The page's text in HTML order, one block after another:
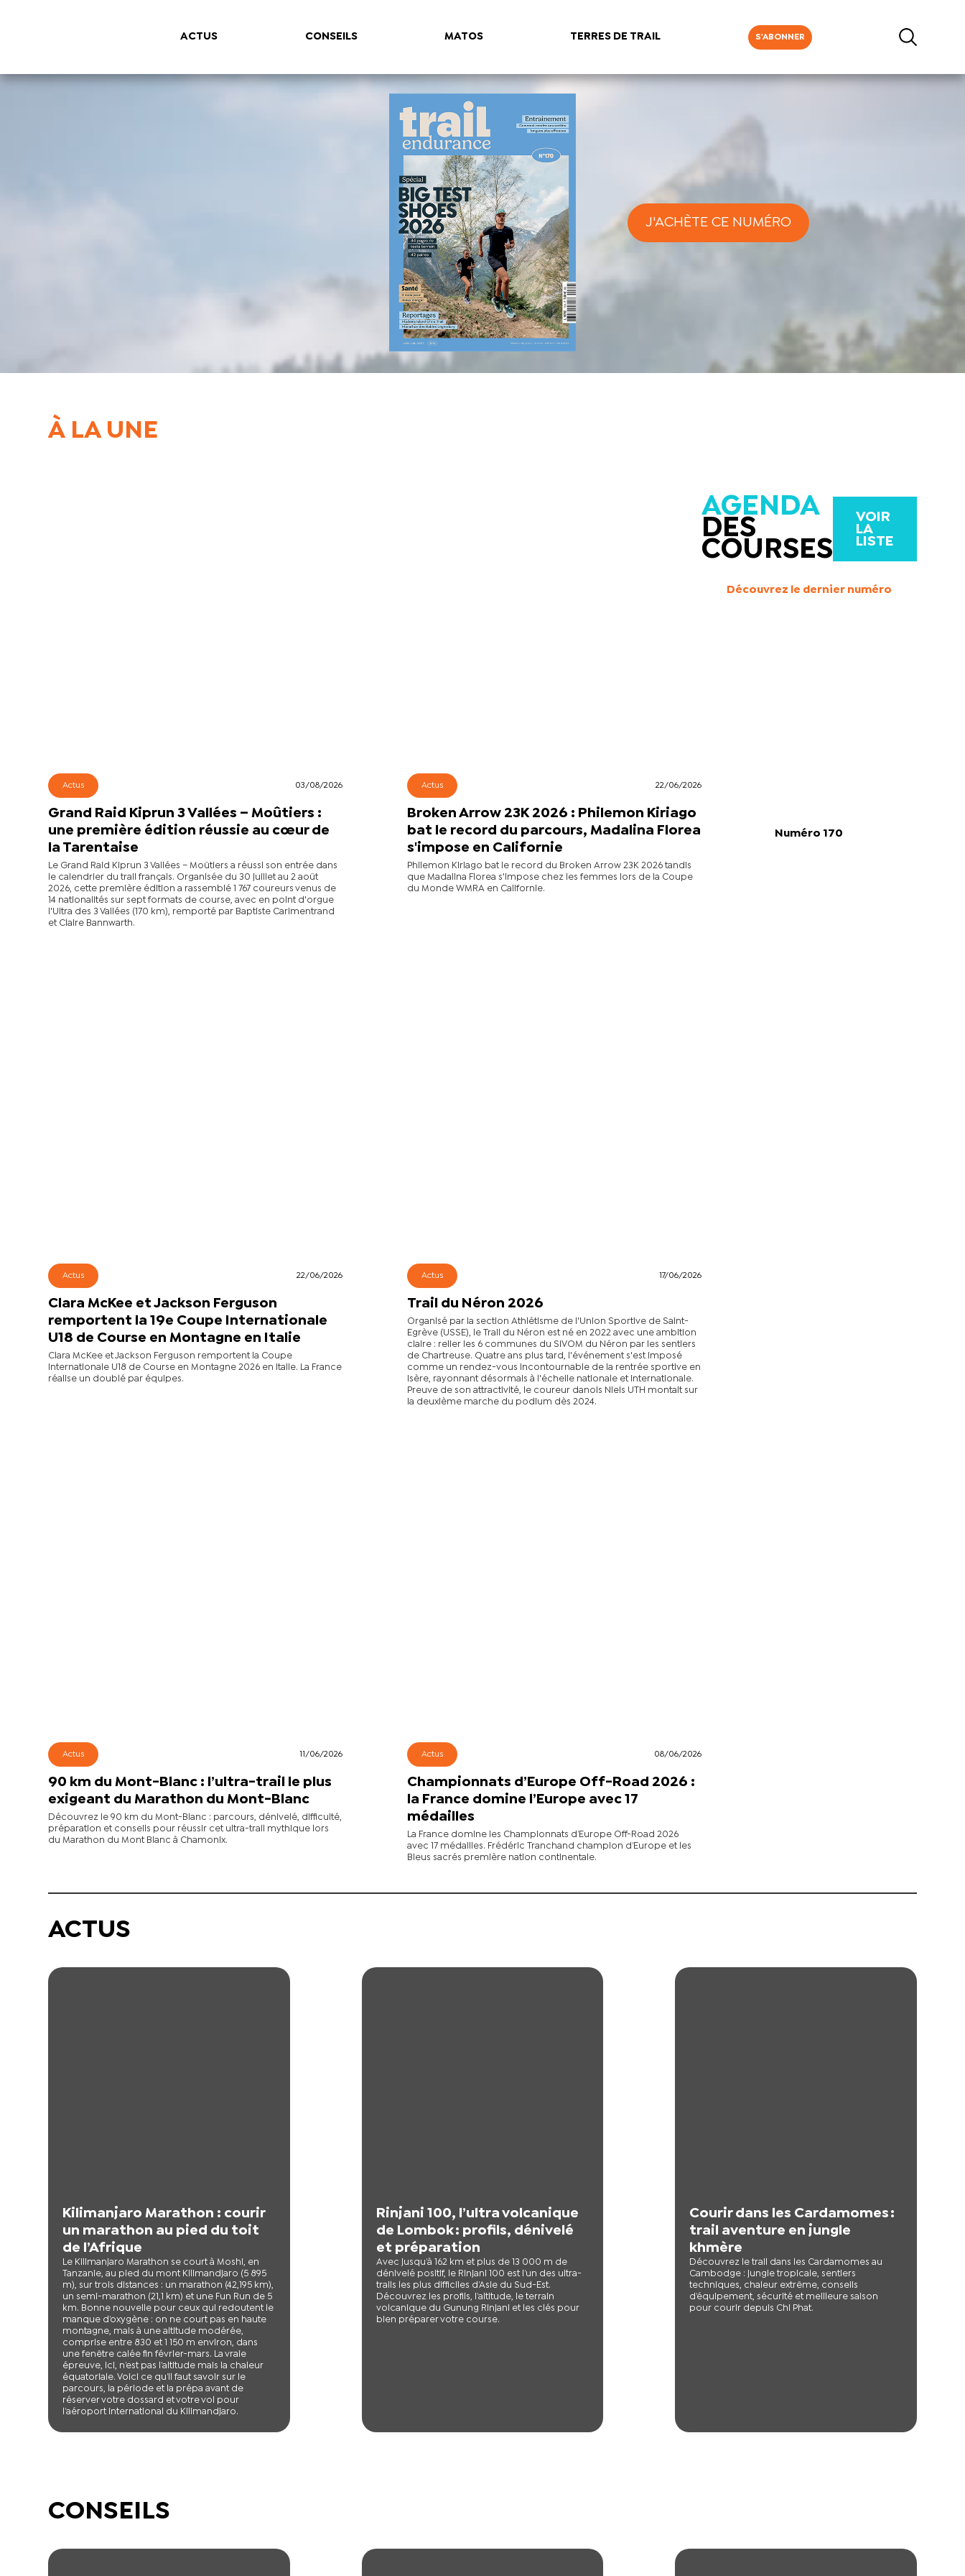
ACTUS CONSEILS MATOS TERRES DE TRAIL S'ABONNER
J'ACHÈTE CE NUMÉRO
À LA UNE
Actus 03/08/2026
Grand Raid Kiprun 3 Vallées – Moûtiers :
une première édition réussie au cœur de
la Tarentaise
Le Grand Raid Kiprun 3 Vallées – Moûtiers a réussi son entrée dans
le calendrier du trail français. Organisée du 30 juillet au 2 août
2026, cette première édition a rassemblé 1 767 coureurs venus de
14 nationalités sur sept formats de course, avec en point d'orgue
l'Ultra des 3 Vallées (170 km), remporté par Baptiste Carimentrand
et Claire Bannwarth.
Actus 22/06/2026
Broken Arrow 23K 2026 : Philemon Kiriago
bat le record du parcours, Madalina Florea
s'impose en Californie
Philemon Kiriago bat le record du Broken Arrow 23K 2026 tandis
que Madalina Florea s'impose chez les femmes lors de la Coupe
du Monde WMRA en Californie.
Actus 22/06/2026
Clara McKee et Jackson Ferguson
remportent la 19e Coupe Internationale
U18 de Course en Montagne en Italie
Clara McKee et Jackson Ferguson remportent la Coupe
Internationale U18 de Course en Montagne 2026 en Italie. La France
réalise un doublé par équipes.
Actus 17/06/2026
Trail du Néron 2026
Organisé par la section Athlétisme de l'Union Sportive de Saint-
Egrève (USSE), le Trail du Néron est né en 2022 avec une ambition
claire : relier les 6 communes du SIVOM du Néron par les sentiers
de Chartreuse. Quatre ans plus tard, l'événement s'est imposé
comme un rendez-vous incontournable de la rentrée sportive en
Isère, rayonnant désormais à l'échelle nationale et internationale.
Preuve de son attractivité, le coureur danois Niels UTH montait sur
la deuxième marche du podium dès 2024.
Actus 11/06/2026
90 km du Mont-Blanc : l’ultra-trail le plus
exigeant du Marathon du Mont-Blanc
Découvrez le 90 km du Mont-Blanc : parcours, dénivelé, difficulté,
préparation et conseils pour réussir cet ultra-trail mythique lors
du Marathon du Mont Blanc à Chamonix.
Actus 08/06/2026
Championnats d’Europe Off-Road 2026 :
la France domine l’Europe avec 17
médailles
La France domine les Championnats d’Europe Off-Road 2026
avec 17 médailles. Frédéric Tranchand champion d’Europe et les
Bleus sacrés première nation continentale.
AGENDA
DES
COURSES
VOIR
LA
LISTE
Découvrez le dernier numéro
Numéro 170
ACTUS
Kilimanjaro Marathon : courir
un marathon au pied du toit
de l’Afrique
Le Kilimanjaro Marathon se court à Moshi, en
Tanzanie, au pied du mont Kilimandjaro (5 895
m), sur trois distances : un marathon (42,195 km),
un semi-marathon (21,1 km) et une Fun Run de 5
km. Bonne nouvelle pour ceux qui redoutent le
manque d’oxygène : on ne court pas en haute
montagne, mais à une altitude modérée,
comprise entre 830 et 1 150 m environ, dans
une fenêtre calée fin février-mars. La vraie
épreuve, ici, n’est pas l’altitude mais la chaleur
équatoriale. Voici ce qu’il faut savoir sur le
parcours, la période et la prépa avant de
réserver votre dossard et votre vol pour
l’aéroport international du Kilimandjaro.
Rinjani 100, l’ultra volcanique
de Lombok : profils, dénivelé
et préparation
Avec jusqu’à 162 km et plus de 13 000 m de
dénivelé positif, le Rinjani 100 est l’un des ultra-
trails les plus difficiles d’Asie du Sud-Est.
Découvrez les profils, l’altitude, le terrain
volcanique du Gunung Rinjani et les clés pour
bien préparer votre course.
Courir dans les Cardamomes :
trail aventure en jungle
khmère
Découvrez le trail dans les Cardamomes au
Cambodge : jungle tropicale, sentiers
techniques, chaleur extrême, conseils
d’équipement, sécurité et meilleure saison
pour courir depuis Chi Phat.
CONSEILS